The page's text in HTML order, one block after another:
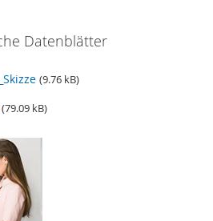
Datenblätter
(9.76 kB)
(79.09 kB)